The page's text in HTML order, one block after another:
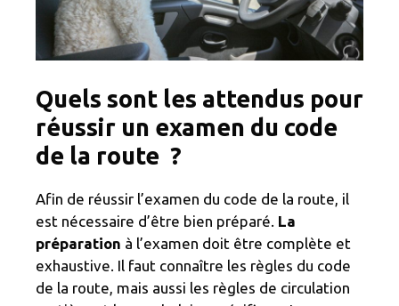
Quels sont les attendus pour
réussir un examen du code
de la route ?
Afin de réussir l’examen du code de la route, il
est nécessaire d’être bien préparé. La
préparation à l’examen doit être complète et
exhaustive. Il faut connaître les règles du code
de la route, mais aussi les règles de circulation